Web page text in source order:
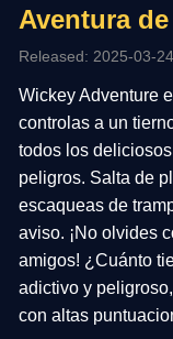
Aventura
Released: 2025-03-24
Wickey Adventure
controlas a un
todos los
peligros. Salta de
escaqueas de
aviso. ¡No olvides
amigos! ¿Cuánto
adictivo y
con altas